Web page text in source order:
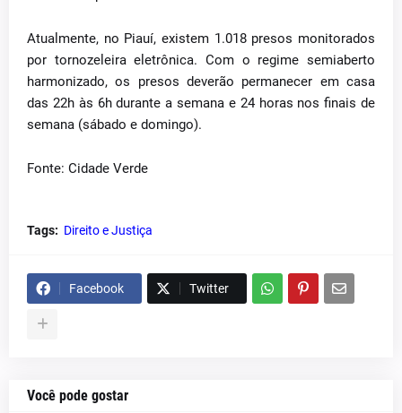
Atualmente, no Piauí, existem 1.018 presos monitorados
por tornozeleira eletrônica. Com o regime semiaberto
harmonizado, os presos deverão permanecer em casa
das 22h às 6h durante a semana e 24 horas nos finais de
semana (sábado e domingo).
Fonte: Cidade Verde
Tags: Direito e Justiça
Facebook Twitter
Você pode gostar